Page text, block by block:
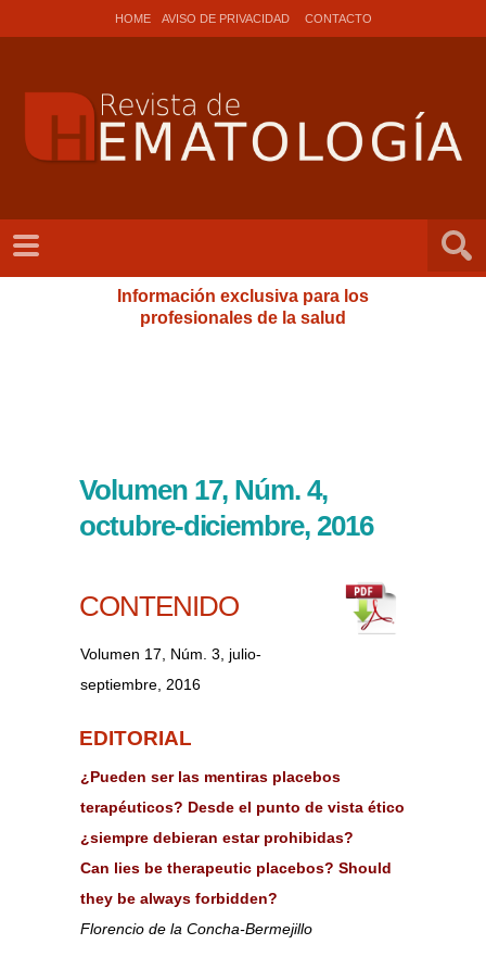
HOME AVISO DE PRIVACIDAD CONTACTO
Información exclusiva para los
profesionales de la salud
Volumen 17, Núm. 4,
octubre-diciembre, 2016
CONTENIDO
Volumen 17, Núm. 3, julio-
septiembre, 2016
EDITORIAL
¿Pueden ser las mentiras placebos
terapéuticos? Desde el punto de vista ético
¿siempre debieran estar prohibidas?
Can lies be therapeutic placebos? Should
they be always forbidden?
Florencio de la Concha-Bermejillo